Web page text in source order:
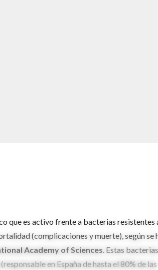
que es activo frente a bacterias resistentes
(complicaciones y muerte), según se
Academy of Sciences . Estas bacterias
en España de hasta el 80% de las